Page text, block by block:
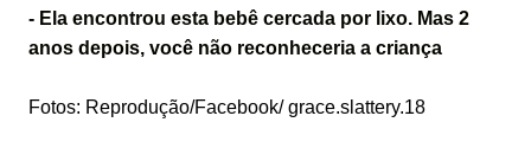
- Ela encontrou esta bebê cercada por lixo. Mas 2
anos depois, você não reconheceria a criança
Fotos: Reprodução/Facebook/ grace.slattery.18